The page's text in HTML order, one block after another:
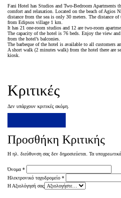
Fani Hotel has Studios and Two-Bedroom
comfort and relaxation. Located on the beach of Agios
distance from the sea is only 30 meters. The distance
from Edipsos village 1 km.
It has 21 one-room studios and 12 are two-room
The capacity of the hotel is 76 beds. Enjoy the view
from the hotel’s balconies.
The barbeque of the hotel is available to all customers
A short walk (2 minutes walk) from the hotel there are
kiosk.
Κριτικές
Δεν υπάρχουν κριτικές ακόμη.
Προσθήκη Κριτικής
Η ηλ. διεύθυνση σας δεν δημοσιεύεται. Τα
Όνομα *
Ηλεκτρονικό ταχυδρομείο *
Η Αξιολόγησή σας